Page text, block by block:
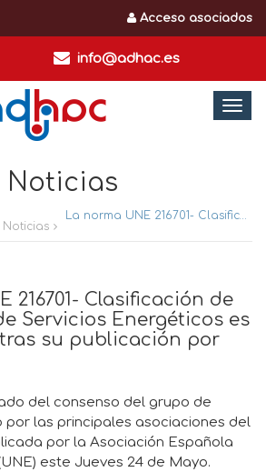
Acceso asociados
info@adhac.es
Noticias
Noticias
216701- Clasificación de
Servicios Energéticos es
su publicación por
del consenso del grupo de
las principales asociaciones del
por la Asociación Española
este Jueves 24 de Mayo.